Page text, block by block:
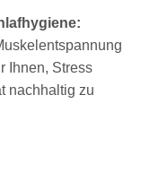
Ihnen, Stress
nachhaltig zu